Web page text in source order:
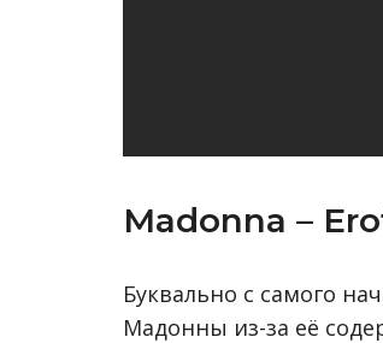
Madonna –
Буквально с самого
Мадонны из-за её